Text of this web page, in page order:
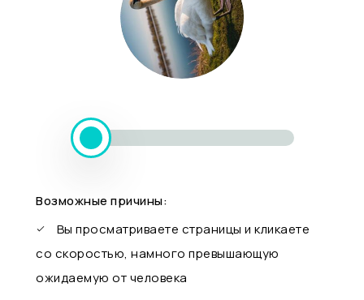
Возможные причины:
Вы просматриваете страницы и кликаете
со скоростью, намного превышающую
ожидаемую от человека